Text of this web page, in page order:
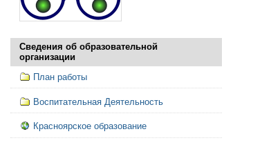
Сведения об образовательной
организации
План работы
Воспитательная Деятельность
Красноярское образование